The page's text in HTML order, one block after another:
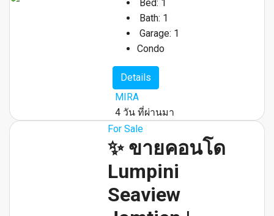
Bed: 1
Bath: 1
Garage: 1
Condo
Details
MIRA
4 วัน ที่ผ่านมา
For Sale
✨ ขายคอนโด
Lumpini
Seaview